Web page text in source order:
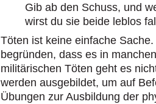
Gib ab den Schuss, und
wirst du sie beide leblos
Töten ist keine einfache
begründen, dass es in
militärischen Töten geht es
werden ausgebildet, um auf
Übungen zur Ausbildung der